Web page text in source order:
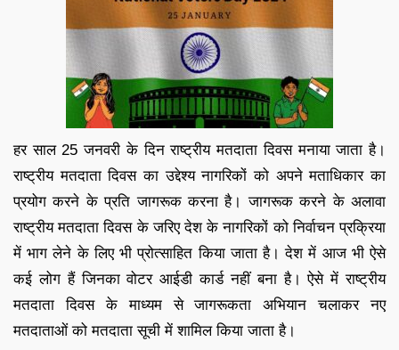
हर साल 25 जनवरी के दिन राष्ट्रीय मतदाता दिवस मनाया जाता है।
राष्ट्रीय मतदाता दिवस का उद्देश्य नागरिकों को अपने मताधिकार का
प्रयोग करने के प्रति जागरूक करना है। जागरूक करने के अलावा
राष्ट्रीय मतदाता दिवस के जरिए देश के नागरिकों को निर्वाचन प्रक्रिया
में भाग लेने के लिए भी प्रोत्साहित किया जाता है। देश में आज भी ऐसे
कई लोग हैं जिनका वोटर आईडी कार्ड नहीं बना है। ऐसे में राष्ट्रीय
मतदाता दिवस के माध्यम से जागरूकता अभियान चलाकर नए
मतदाताओं को मतदाता सूची में शामिल किया जाता है।